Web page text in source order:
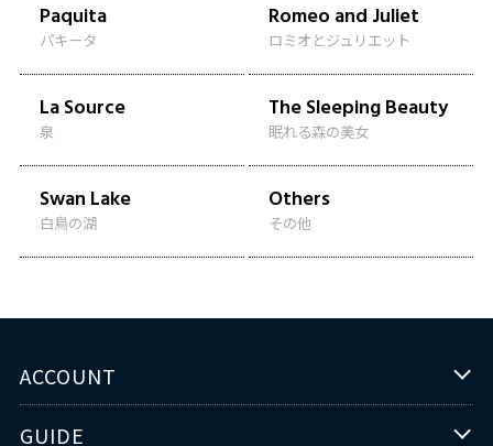
Paquita
パキータ
Romeo and Juliet
ロミオとジュリエット
La Source
泉
The Sleeping Beauty
眠れる森の美女
Swan Lake
白鳥の湖
Others
その他
ACCOUNT
GUIDE